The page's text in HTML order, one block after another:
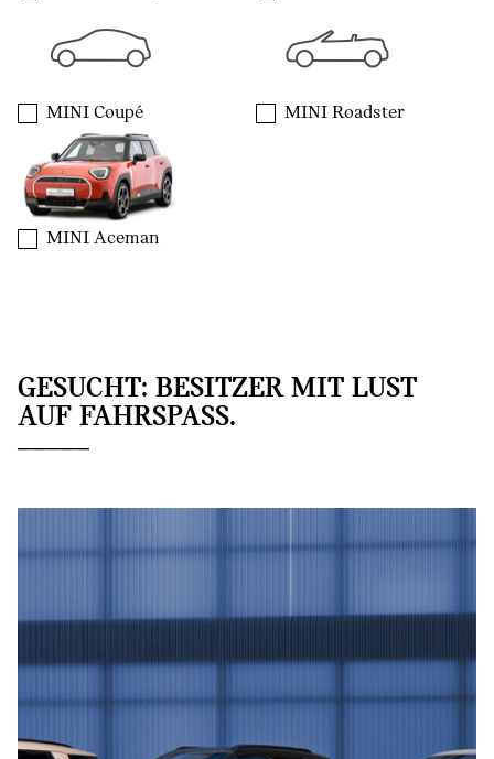
MINI Coupé MINI Roadster
MINI Aceman
GESUCHT: BESITZER MIT LUST
AUF FAHRSPASS.